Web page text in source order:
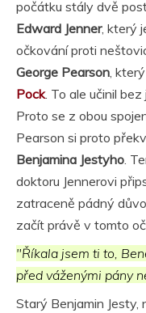
počátku stály dvě
Edward Jenner, který
očkování proti
George Pearson,
Pock. To ale učinil
Proto se z obou
Pearson si proto
Benjamina Jestyho.
doktoru Jennerovi
zatraceně pádný
začít právě v tomto
"Říkala jsem ti to,
před váženými pány
Starý Benjamin Jesty,